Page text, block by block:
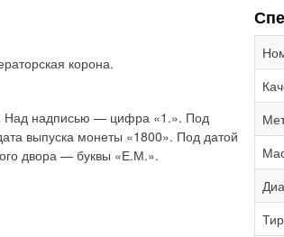
корона.
Над надписью — цифра «1.». Под
выпуска монеты «1800». Под датой
двора — буквы «Е.М.».